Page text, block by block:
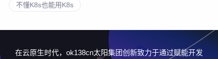
不懂K8s也能用K8s
在云原生时代，ok138cn太阳集团创新致力于通过赋能开发